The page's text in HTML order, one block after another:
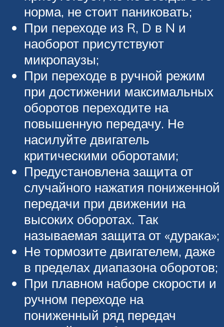
норма, не стоит паниковать;
При переходе из R, D в N и
наоборот присутствуют
микропаузы;
При переходе в ручной режим
при достижении максимальных
оборотов переходите на
повышенную передачу. Не
насилуйте двигатель
критическими оборотами;
Предустановлена защита от
случайного нажатия пониженной
передачи при движении на
высоких оборотах. Так
называемая защита от «дурака»;
Не тормозите двигателем, даже
в пределах диапазона оборотов;
При плавном наборе скорости и
ручном переходе на
пониженный ряд передач